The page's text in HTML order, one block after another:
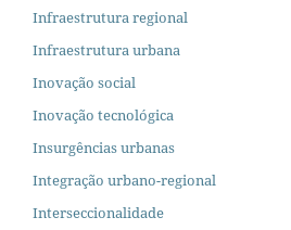
Infraestrutura regional
Infraestrutura urbana
Inovação social
Inovação tecnológica
Insurgências urbanas
Integração urbano-regional
Interseccionalidade